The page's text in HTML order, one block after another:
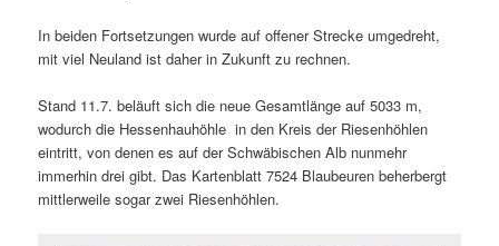
In beiden Fortsetzungen wurde auf offener Strecke umgedreht,
mit viel Neuland ist daher in Zukunft zu rechnen.
Stand 11.7. beläuft sich die neue Gesamtlänge auf 5033 m,
wodurch die Hessenhauhöhle in den Kreis der Riesenhöhlen
eintritt, von denen es auf der Schwäbischen Alb nunmehr
immerhin drei gibt. Das Kartenblatt 7524 Blaubeuren beherbergt
mittlerweile sogar zwei Riesenhöhlen.